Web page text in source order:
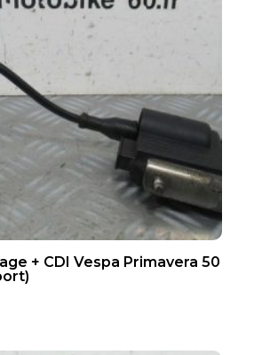
+ CDI Vespa Primavera 50